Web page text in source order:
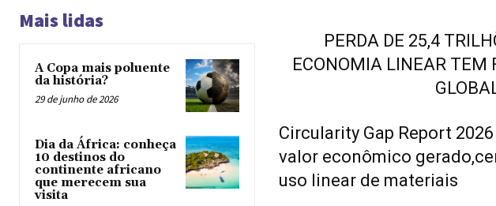
Mais lidas
A Copa mais poluente
da história?
29 de junho de 2026
Dia da África: conheça
10 destinos do
continente africano
que merecem sua
visita
PERDA DE 25,4
ECONOMIA LINEAR TEM
Circularity Gap Report
valor econômico
uso linear de materiais